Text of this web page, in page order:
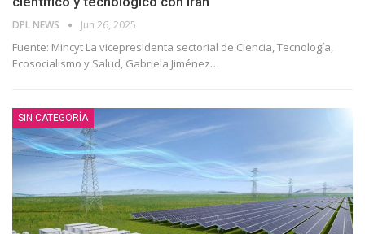
DPL NEWS Jun 26, 2025
Fuente: Mincyt La vicepresidenta sectorial de Ciencia, Tecnología,
Ecosocialismo y Salud, Gabriela Jiménez…
SIN CATEGORÍA